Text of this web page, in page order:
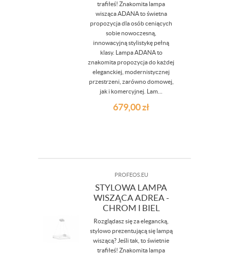
trafiłeś! Znakomita lampa
wisząca ADANA to świetna
propozycja dla osób ceniących
sobie nowoczesną,
innowacyjną stylistykę pełną
klasy. Lampa ADANA to
znakomita propozycja do każdej
eleganckiej, modernistycznej
przestrzeni, zarówno domowej,
jak i komercyjnej. Lam...
679,00zł
PROFEOS.EU
STYLOWA LAMPA
WISZĄCA ADREA -
CHROM I BIEL
Rozglądasz się za elegancką,
stylowo prezentującą się lampą
wiszącą? Jeśli tak, to świetnie
trafiłeś! Znakomita lampa